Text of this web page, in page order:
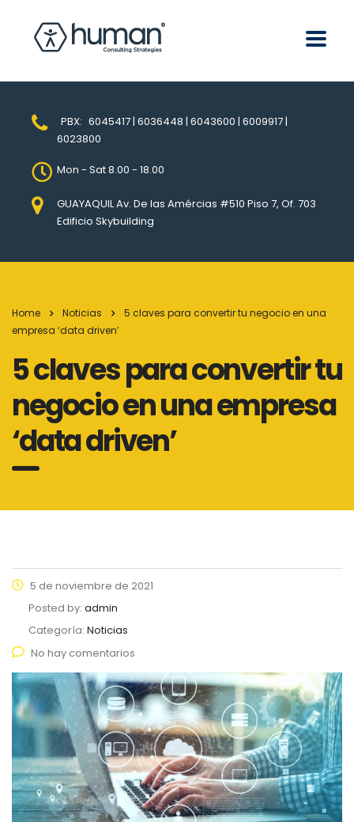
PBX: 6045417 | 6036448 | 6043600 | 6009917 |
6023800
Mon - Sat 8.00 - 18.00
GUAYAQUIL Av. De las Amércias #510 Piso 7, Of. 703
Edificio Skybuilding
Home Noticias
5 claves para convertir tu negocio en una
empresa ‘data driven’
5 claves para convertir tu
negocio en una empresa
‘data driven’
5 de noviembre de 2021
Posted by: admin
Categoría: Noticias
No hay comentarios